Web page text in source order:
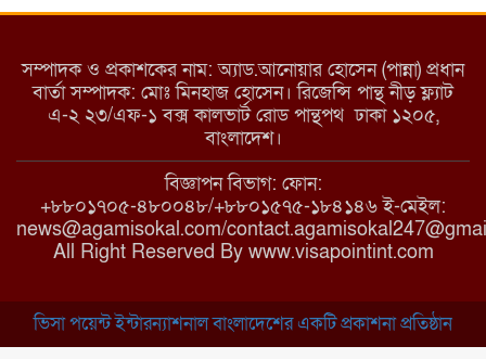
মরণ নেশা
মাধবপুরে কমিউনিটি ক্লিনিকে
অনিয়মের অভিযোগ
রাজবাড়ী: বালিয়াকান্দিতে কিশোরীর
ঝুলন্ত মরদেহ উদ্ধার
সম্পাদক ও প্রকাশকের নাম: অ্যাড.আনোয়ার হোসেন (পান্না) প্রধান
বার্তা সম্পাদক: মোঃ মিনহাজ হোসেন। রিজেন্সি পান্থ নীড় ফ্ল্যাট
এ-২ ২৩/এফ-১ বক্স কালভার্ট রোড পান্থপথ ঢাকা ১২০৫,
বাংলাদেশ।
বিজ্ঞাপন বিভাগ: ফোন:
+৮৮০১৭০৫-৪৮০০৪৮/+৮৮০১৫৭৫-১৮৪১৪৬ ই-মেইল:
news@agamisokal.com/
All Right Reserved By www.visapointint.com
ভিসা পয়েন্ট ইন্টারন্যাশনাল বাংলাদেশের একটি প্রকাশনা প্রতিষ্ঠান